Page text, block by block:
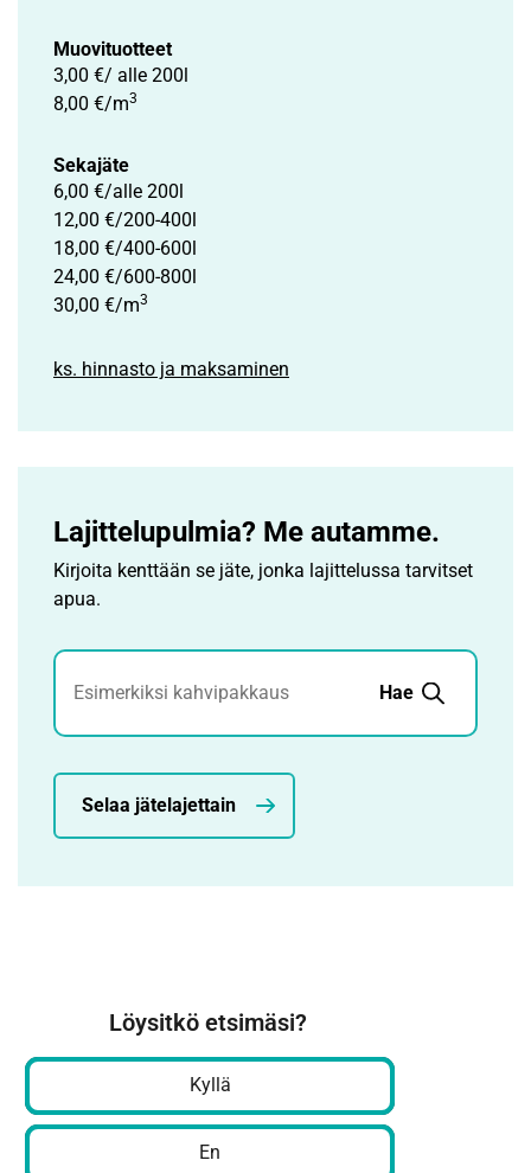
Muovituotteet
3,00 €/ alle 200l
8,00 €/m3
Sekajäte
6,00 €/alle 200l
12,00 €/200-400l
18,00 €/400-600l
24,00 €/600-800l
30,00 €/m3
ks. hinnasto ja maksaminen
Lajittelupulmia? Me autamme.
Kirjoita kenttään se jäte, jonka lajittelussa tarvitset
apua.
Jätehaku
Hae
Selaa jätelajettain
Löysitkö etsimäsi?
Kyllä
En